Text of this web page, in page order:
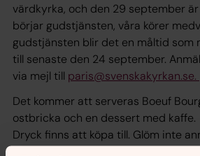
värdkyrka, och den 29 september är
börjar gudstjänsten, våra körer
gudstjänsten blir det en måltid som
till senaste den 24 september.
via mejl till paris@svenskakyrkan.se.
Det kommer att serveras Boeuf
ostbricka och en dessert med kaffe.
Dryck finns att köpa till. Glöm inte